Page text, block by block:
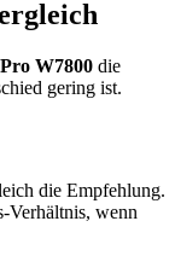
W7800 die
gering ist.
die Empfehlung.
Verhältnis, wenn